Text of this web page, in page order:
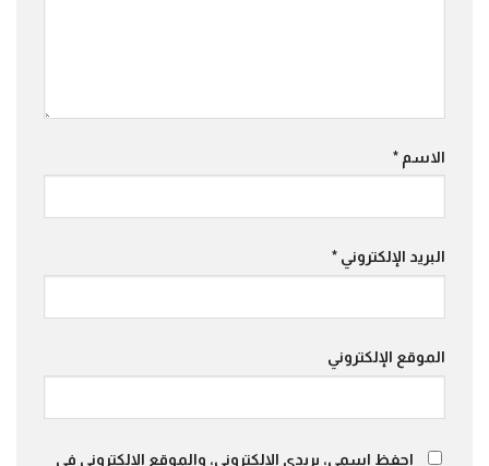
الاسم *
البريد الإلكتروني *
الموقع الإلكتروني
احفظ اسمي، بريدي الإلكتروني، والموقع الإلكتروني في